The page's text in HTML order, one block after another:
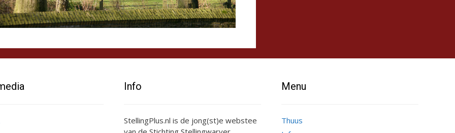
Info
StellingPlus.nl is de jong(st)e webstee
Menu
Thuus